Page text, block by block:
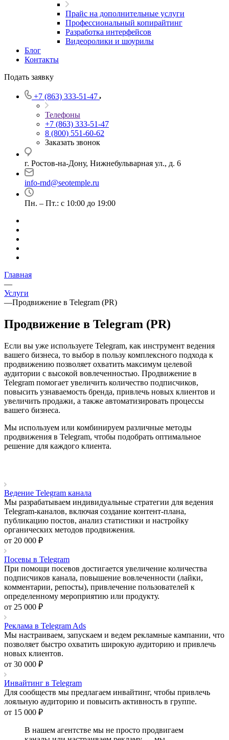
Прайс на дополнительные услуги
Профессиональный копирайтинг
Разработка интерфейсов
Видеоролики и шоурилы
Блог
Контакты
Подать заявку
+7 (863) 333-51-47
Телефоны
+7 (863) 333-51-47
8 (800) 551-60-62
Заказать звонок
г. Ростов-на-Дону, Нижнебульварная ул., д. 6
info-rnd@seotemple.ru
Пн. – Пт.: с 10:00 до 19:00
Главная
—
Услуги
—Продвижение в Telegram (PR)
Продвижение в Telegram (PR)
Если вы уже используете Telegram, как инструмент ведения
вашего бизнеса, то выбор в пользу комплексного подхода к
продвижению позволяет охватить максимум целевой
аудитории с высокой вовлеченностью. Продвижение в
Telegram помогает увеличить количество подписчиков,
повысить узнаваемость бренда, привлечь новых клиентов и
увеличить продажи, а также автоматизировать процессы
вашего бизнеса.
Мы используем или комбинируем различные методы
продвижения в Telegram, чтобы подобрать оптимальное
решение для каждого клиента.
Ведение Telegram канала
Мы разрабатываем индивидуальные стратегии для ведения
Telegram-каналов, включая создание контент-плана,
публикацию постов, анализ статистики и настройку
органических методов продвижения.
от 20 000 ₽
Посевы в Telegram
При помощи посевов достигается увеличение количества
подписчиков канала, повышение вовлеченности (лайки,
комментарии, репосты), привлечение пользователей к
определенному мероприятию или продукту.
от 25 000 ₽
Реклама в Telegram Ads
Мы настраиваем, запускаем и ведем рекламные кампании, что
позволяет быстро охватить широкую аудиторию и привлечь
новых клиентов.
от 30 000 ₽
Инвайтинг в Telegram
Для сообществ мы предлагаем инвайтинг, чтобы привлечь
лояльную аудиторию и повысить активность в группе.
от 15 000 ₽
В нашем агентстве мы не просто продвигаем